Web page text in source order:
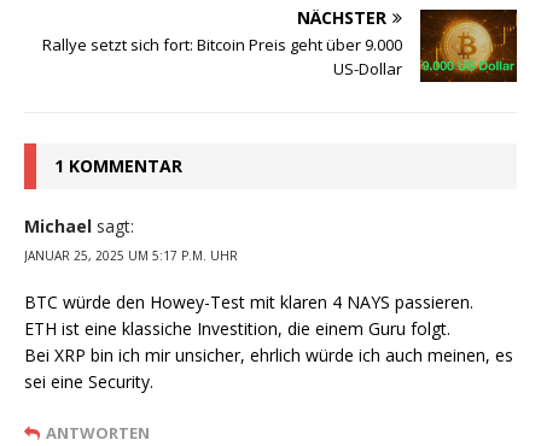
NÄCHSTER
Rallye setzt sich fort: Bitcoin Preis geht über 9.000
US-Dollar
1 KOMMENTAR
Michael sagt:
JANUAR 25, 2025 UM 5:17 P.M. UHR
BTC würde den Howey-Test mit klaren 4 NAYS passieren.
ETH ist eine klassiche Investition, die einem Guru folgt.
Bei XRP bin ich mir unsicher, ehrlich würde ich auch meinen, es
sei eine Security.
ANTWORTEN